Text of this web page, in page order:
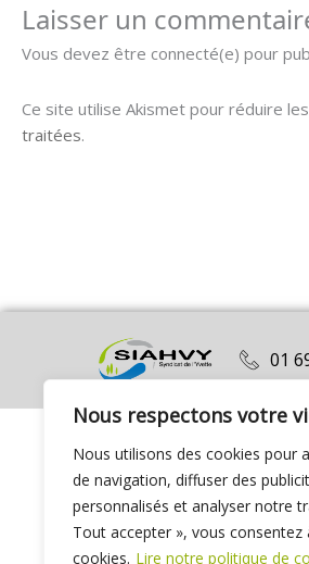
Nous respectons votre
Nous utilisons des cookies pour
de navigation, diffuser des
personnalisés et analyser notre
Tout accepter », vous
cookies. Lire notre politique de
Laisser un
Vous devez être connecté(e) pour
Ce site utilise Akismet pour réduire
traitées.
01